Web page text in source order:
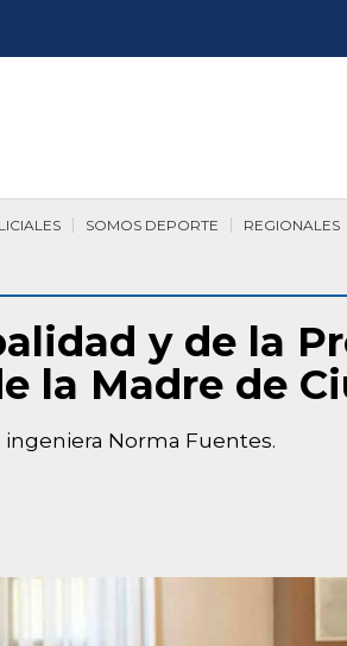
REGIONALES
SOMOS DEPORTE
y de la
la Madre de
Norma Fuentes.